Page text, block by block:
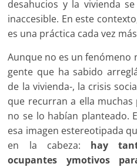
desahucios y la vivienda
inaccesible. En este
es una práctica cada vez
Aunque no es un fenómeno
gente que ha sabido
de la vivienda-, la crisis
que recurran a ella
no se lo habían planteado.
esa imagen estereotipada
en la cabeza: hay
ocupantes ymotivos